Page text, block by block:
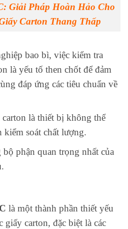
Giải Pháp Hoàn Hảo Cho
Carton Thang Thấp
bao bì, việc kiểm tra
là yếu tố then chốt để đảm
đáp ứng các tiêu chuẩn về
là thiết bị không thể
soát chất lượng.
phận quan trọng nhất của
.
là một thành phần thiết yếu
carton, đặc biệt là các